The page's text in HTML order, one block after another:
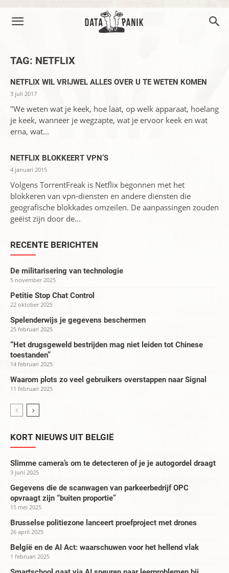
TAG: NETFLIX
NETFLIX WIL VRIJWEL ALLES OVER U TE WETEN KOMEN
3 juli 2017
"We weten wat je keek, hoe laat, op welk apparaat, hoelang
je keek, wanneer je wegzapte, wat je ervoor keek en wat
erna, wat...
NETFLIX BLOKKEERT VPN’S
4 januari 2015
Volgens TorrentFreak is Netflix begonnen met het
blokkeren van vpn-diensten en andere diensten die
geografische blokkades omzeilen. De aanpassingen zouden
geëist zijn door de...
RECENTE BERICHTEN
De militarisering van technologie
5 november 2025
Petitie Stop Chat Control
22 oktober 2025
Spelenderwijs je gegevens beschermen
25 februari 2025
“Het drugsgeweld bestrijden mag niet leiden tot Chinese
toestanden”
14 februari 2025
Waarom plots zo veel gebruikers overstappen naar Signal
11 februari 2025
KORT NIEUWS UIT BELGIË
Slimme camera’s om te detecteren of je je autogordel draagt
3 juni 2025
Gegevens die de scanwagen van parkeerbedrijf OPC
opvraagt zijn “buiten proportie”
15 mei 2025
Brusselse politiezone lanceert proefproject met drones
26 april 2025
België en de AI Act: waarschuwen voor het hellend vlak
1 februari 2025